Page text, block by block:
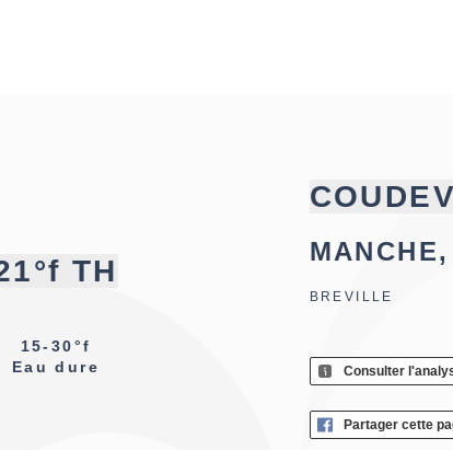
TH
15-30°f
Eau dure
BREVILLE
Consulter
Partager cette